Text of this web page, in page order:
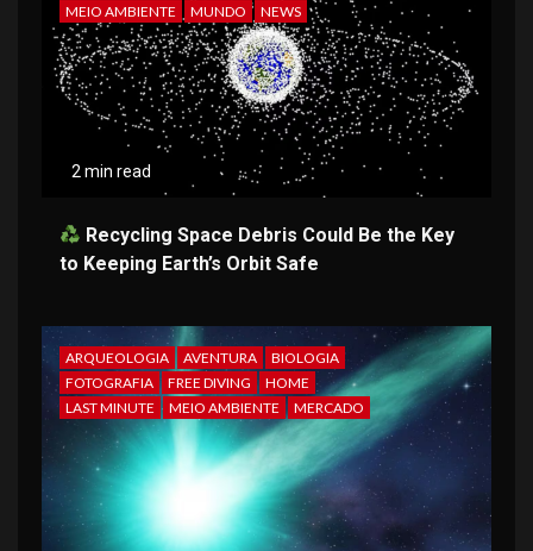
MEIO AMBIENTE
MUNDO NEWS
2 min read
Recycling Space Debris Could Be the Key
to Keeping Earth’s Orbit Safe
ARQUEOLOGIA AVENTURA
BIOLOGIA
FOTOGRAFIA
FREE DIVING
HOME
LAST MINUTE
MEIO AMBIENTE MERCADO